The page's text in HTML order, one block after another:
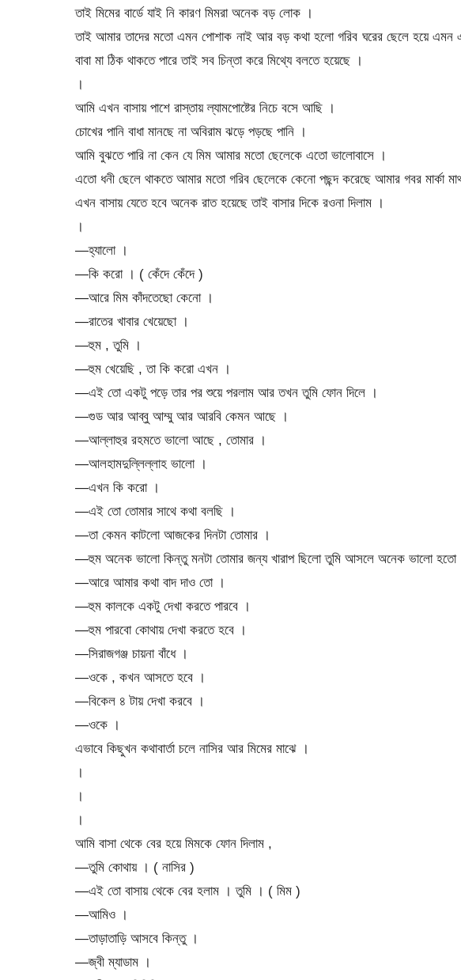
তাই মিমের বার্ডে যাই নি কারণ মিমরা অনেক বড় লোক ।
তাই আমার তাদের মতো এমন পোশাক নাই আর বড় কথা হলো গরিব ঘরের ছেলে হয়ে এমন
বাবা মা ঠিক থাকতে পারে তাই সব চিন্তা করে মিথ্যে বলতে হয়েছে ।
।
আমি এখন বাসায় পাশে রাস্তায় ল্যামপোষ্টের নিচে বসে আছি ।
চোখের পানি বাধা মানছে না অবিরাম ঝড়ে পড়ছে পানি ।
আমি বুঝতে পারি না কেন যে মিম আমার মতো ছেলেকে এতো ভালোবাসে ।
এতো ধনী ছেলে থাকতে আমার মতো গরিব ছেলেকে কেনো পছন্দ করেছে আমার গবর মার্কা
এখন বাসায় যেতে হবে অনেক রাত হয়েছে তাই বাসার দিকে রওনা দিলাম ।
।
—হ্যালো ।
—কি করো । ( কেঁদে কেঁদে )
—আরে মিম কাঁদতেছো কেনো ।
—রাতের খাবার খেয়েছো ।
—হুম , তুমি ।
—হুম খেয়েছি , তা কি করো এখন ।
—এই তো একটু পড়ে তার পর শুয়ে পরলাম আর তখন তুমি ফোন দিলে ।
—গুড আর আব্বু আম্মু আর আরবি কেমন আছে ।
—আল্লাহুর রহমতে ভালো আছে , তোমার ।
—আলহামদুল্লিল্লাহ ভালো ।
—এখন কি করো ।
—এই তো তোমার সাথে কথা বলছি ।
—তা কেমন কাটলো আজকের দিনটা তোমার ।
—হুম অনেক ভালো কিন্তু মনটা তোমার জন্য খারাপ ছিলো তুমি আসলে অনেক ভালো হতো
—আরে আমার কথা বাদ দাও তো ।
—হুম কালকে একটু দেখা করতে পারবে ।
—হুম পারবো কোথায় দেখা করতে হবে ।
—সিরাজগঞ্জ চায়না বাঁধে ।
—ওকে , কখন আসতে হবে ।
—বিকেল ৪ টায় দেখা করবে ।
—ওকে ।
এভাবে কিছুখন কথাবার্তা চলে নাসির আর মিমের মাঝে ।
।
।
।
আমি বাসা থেকে বের হয়ে মিমকে ফোন দিলাম ,
—তুমি কোথায় । ( নাসির )
—এই তো বাসায় থেকে বের হলাম । তুমি । ( মিম )
—আমিও ।
—তাড়াতাড়ি আসবে কিন্তু ।
—জ্বী ম্যাডাম ।